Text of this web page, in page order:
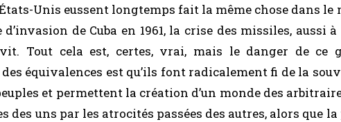
Unis eussent longtemps fait la même chose dans le
de Cuba en 1961, la crise des missiles, aussi à
Tout cela est, certes, vrai, mais le danger de ce
équivalences est qu’ils font radicalement fi de la
et permettent la création d’un monde des
uns par les atrocités passées des autres, alors que